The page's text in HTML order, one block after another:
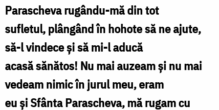
Foto:
Oana
Nechifor
Paraschevarugându-mădin tot
sufletul,plângând în hohote săne ajute,
să-l vindeceşi sămi-l aducă
acasă sănătos! Nu mai auzeamşi nu mai
vedeam nimicîn jurul meu, eram
euşiSfântaParascheva, mărugam cu